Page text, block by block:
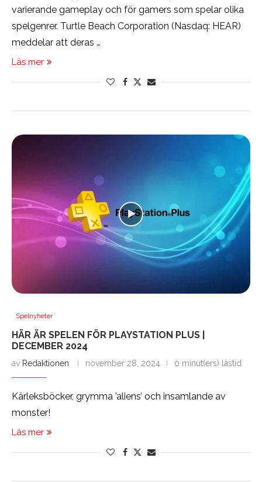
varierande gameplay och för gamers som spelar olika
spelgenrer. Turtle Beach Corporation (Nasdaq: HEAR)
meddelar att deras …
Läs mer
Spelnyheter
HÄR ÄR SPELEN FÖR PLAYSTATION PLUS |
DECEMBER 2024
av Redaktionen november 28, 2024 0 minut(ers) lästid
Kärleksböcker, grymma ’aliens’ och insamlande av
monster!
Läs mer